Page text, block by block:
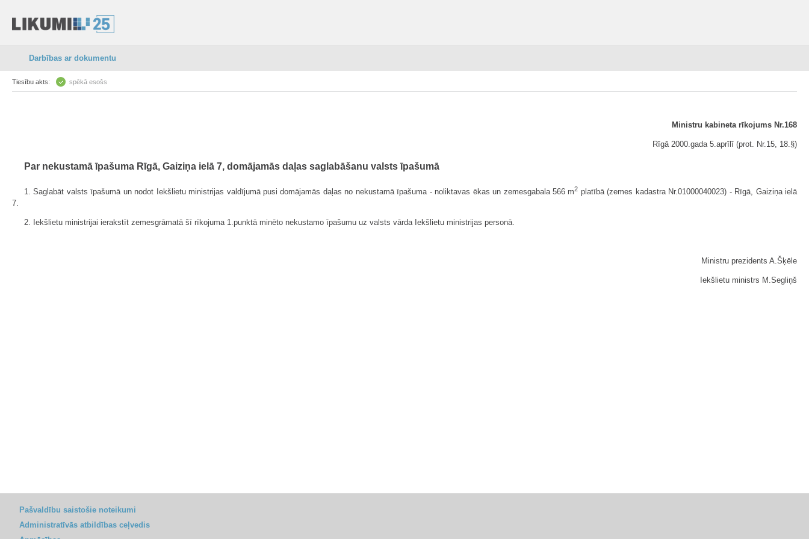
Darbības ar dokumentu
Tiesību akts: spēkā esošs
Ministru kabineta rīkojums Nr.168
Rīgā 2000.gada 5.aprīlī (prot. Nr.15, 18.§)
Par nekustamā īpašuma Rīgā, Gaiziņa ielā 7, domājamās daļas saglabāšanu valsts īpašumā
1. Saglabāt valsts īpašumā un nodot Iekšlietu ministrijas valdījumā pusi domājamās daļas no nekustamā īpašuma - noliktavas ēkas un zemesgabala 566 m2 platībā (zemes kadastra Nr.01000040023) - Rīgā, Gaiziņa ielā
7.
2. Iekšlietu ministrijai ierakstīt zemesgrāmatā šī rīkojuma 1.punktā minēto nekustamo īpašumu uz valsts vārda Iekšlietu ministrijas personā.
Ministru prezidents A.Šķēle
Iekšlietu ministrs M.Segliņš
Pašvaldību saistošie noteikumi
Administratīvās atbildības ceļvedis